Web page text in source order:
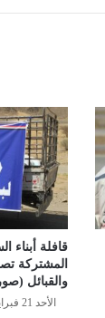
قافلة أبناء
المشتركة
والقبائل
الأحد 21 فبراير 2021 - 9:32 مساءً